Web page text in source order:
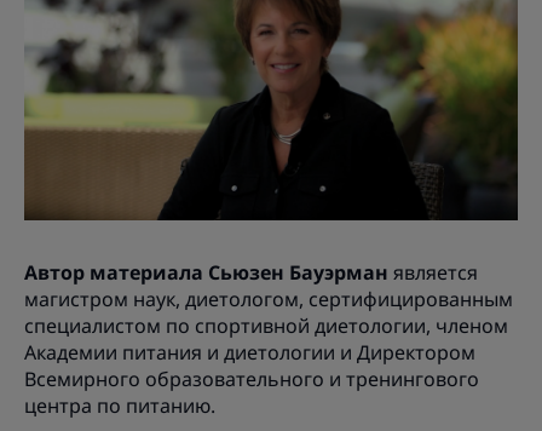
Автор материала Сьюзен Бауэрман является
магистром наук, диетологом, сертифицированным
специалистом по спортивной диетологии, членом
Академии питания и диетологии и Директором
Всемирного образовательного и тренингового
центра по питанию.